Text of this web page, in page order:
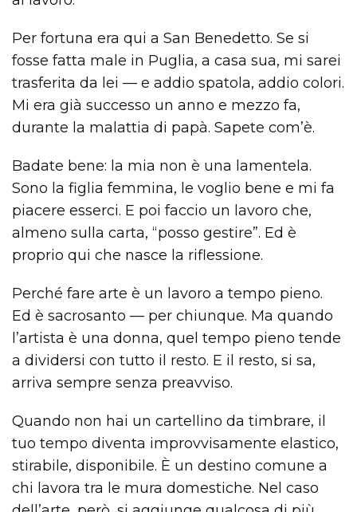
Per fortuna era qui a San Benedetto. Se si
fosse fatta male in Puglia, a casa sua, mi sarei
trasferita da lei — e addio spatola, addio colori.
Mi era già successo un anno e mezzo fa,
durante la malattia di papà. Sapete com’è.
Badate bene: la mia non è una lamentela.
Sono la figlia femmina, le voglio bene e mi fa
piacere esserci. E poi faccio un lavoro che,
almeno sulla carta, “posso gestire”. Ed è
proprio qui che nasce la riflessione.
Perché fare arte è un lavoro a tempo pieno.
Ed è sacrosanto — per chiunque. Ma quando
l’artista è una donna, quel tempo pieno tende
a dividersi con tutto il resto. E il resto, si sa,
arriva sempre senza preavviso.
Quando non hai un cartellino da timbrare, il
tuo tempo diventa improvvisamente elastico,
stirabile, disponibile. È un destino comune a
chi lavora tra le mura domestiche. Nel caso